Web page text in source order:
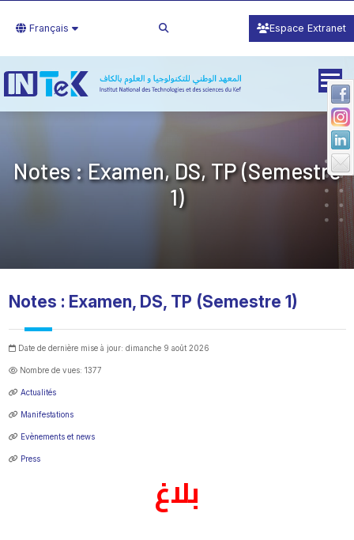
Français Espace Extranet
Notes : Examen, DS, TP (Semestre
1)
Notes : Examen, DS, TP (Semestre 1)
Date de dernière mise à jour: dimanche 9 août 2026
Nombre de vues: 1377
Actualités
Manifestations
Evènements et news
Press
بلاغ